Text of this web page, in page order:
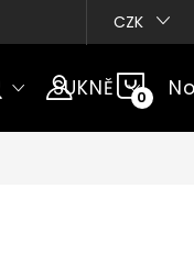
CZK
SUKNĚ